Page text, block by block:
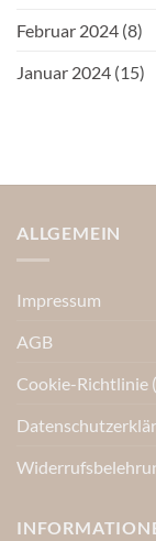
Februar 2024 (8)
Januar 2024 (15)
ALLGEMEIN
Impressum
AGB
Cookie-Richtlinie